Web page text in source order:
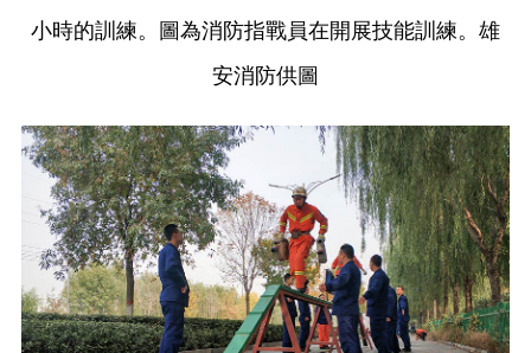
小時的訓練。圖為消防指戰員在開展技能訓練。雄
安消防供圖